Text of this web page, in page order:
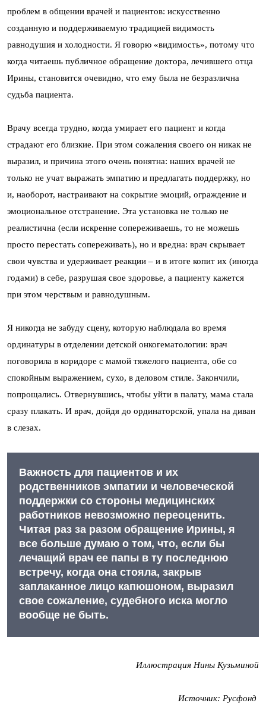
проблем в общении врачей и пациентов: искусственно
созданную и поддерживаемую традицией видимость
равнодушия и холодности. Я говорю «видимость», потому что
когда читаешь публичное обращение доктора, лечившего отца
Ирины, становится очевидно, что ему была не безразлична
судьба пациента.
Врачу всегда трудно, когда умирает его пациент и когда
страдают его близкие. При этом сожаления своего он никак не
выразил, и причина этого очень понятна: наших врачей не
только не учат выражать эмпатию и предлагать поддержку, но
и, наоборот, настраивают на сокрытие эмоций, ограждение и
эмоциональное отстранение. Эта установка не только не
реалистична (если искренне сопереживаешь, то не можешь
просто перестать сопереживать), но и вредна: врач скрывает
свои чувства и удерживает реакции – и в итоге копит их (иногда
годами) в себе, разрушая свое здоровье, а пациенту кажется
при этом черствым и равнодушным.
Я никогда не забуду сцену, которую наблюдала во время
ординатуры в отделении детской онкогематологии: врач
поговорила в коридоре с мамой тяжелого пациента, обе со
спокойным выражением, сухо, в деловом стиле. Закончили,
попрощались. Отвернувшись, чтобы уйти в палату, мама стала
сразу плакать. И врач, дойдя до ординаторской, упала на диван
в слезах.
Важность для пациентов и их
родственников эмпатии и человеческой
поддержки со стороны медицинских
работников невозможно переоценить.
Читая раз за разом обращение Ирины, я
все больше думаю о том, что, если бы
лечащий врач ее папы в ту последнюю
встречу, когда она стояла, закрыв
заплаканное лицо капюшоном, выразил
свое сожаление, судебного иска могло
вообще не быть.
Иллюстрация Нины Кузьминой
Источник: Русфонд